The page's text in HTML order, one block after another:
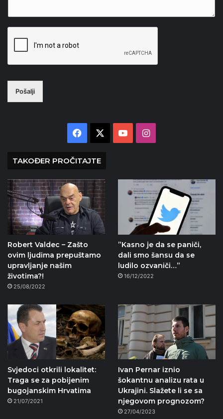
Pošalji
Facebook YouTubeInstagram
TAKOĐER PROČITAJTE
Robert Valdec – Zašto
ovim ljudima prepuštamo
upravljanje našim
životima?!
25/08/2022
”Kasno je da se paniči,
dali smo šansu da se
ludilo ozvaniči…”
16/12/2022
Svjedoci otkrili lokalitet:
Traga se za pobijenim
bugojanskim Hrvatima
21/07/2021
Ivan Pernar iznio
šokantnu analizu rata u
Ukrajini. Slažete li se sa
njegovom prognozom?
27/04/2023